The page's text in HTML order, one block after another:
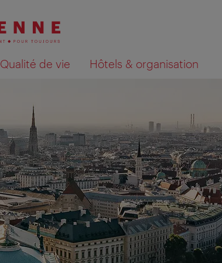
Qualité de vie Hôtels & organisation